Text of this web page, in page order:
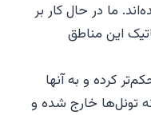
ما در حال کار بر
این مناطق
کرده و به آنها
تونل‌ها خارج شده و